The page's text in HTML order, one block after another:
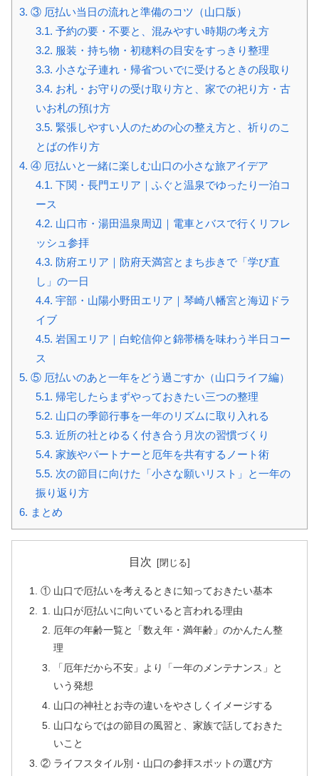
3. ③ 厄払い当日の流れと準備のコツ（山口版）
3.1. 予約の要・不要と、混みやすい時期の考え方
3.2. 服装・持ち物・初穂料の目安をすっきり整理
3.3. 小さな子連れ・帰省ついでに受けるときの段取り
3.4. お札・お守りの受け取り方と、家での祀り方・古
いお札の預け方
3.5. 緊張しやすい人のための心の整え方と、祈りのこ
とばの作り方
4. ④ 厄払いと一緒に楽しむ山口の小さな旅アイデア
4.1. 下関・長門エリア｜ふぐと温泉でゆったり一泊コ
ース
4.2. 山口市・湯田温泉周辺｜電車とバスで行くリフレ
ッシュ参拝
4.3. 防府エリア｜防府天満宮とまち歩きで「学び直
し」の一日
4.4. 宇部・山陽小野田エリア｜琴崎八幡宮と海辺ドラ
イブ
4.5. 岩国エリア｜白蛇信仰と錦帯橋を味わう半日コー
ス
5. ⑤ 厄払いのあと一年をどう過ごすか（山口ライフ編）
5.1. 帰宅したらまずやっておきたい三つの整理
5.2. 山口の季節行事を一年のリズムに取り入れる
5.3. 近所の社とゆるく付き合う月次の習慣づくり
5.4. 家族やパートナーと厄年を共有するノート術
5.5. 次の節目に向けた「小さな願いリスト」と一年の
振り返り方
6. まとめ
目次
① 山口で厄払いを考えるときに知っておきたい基本
山口が厄払いに向いていると言われる理由
厄年の年齢一覧と「数え年・満年齢」のかんたん整
理
「厄年だから不安」より「一年のメンテナンス」と
いう発想
山口の神社とお寺の違いをやさしくイメージする
山口ならではの節目の風習と、家族で話しておきた
いこと
② ライフスタイル別・山口の参拝スポットの選び方